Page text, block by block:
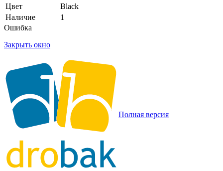
Цвет
Black
Наличие
1
Ошибка
Закрыть окно
Полная версия